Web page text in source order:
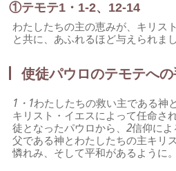
①テモテ1・1-2、12-14
わたしたちの主の恵みが、キリス
と共に、あふれるほど与えられま
使徒パウロのテモテへ
1・1わたしたちの救い主である神
キリスト・イエスによって任命さ
徒となったパウロから、2信仰によ
父である神とわたしたちの主キリ
憐れみ、そして平和があるように。